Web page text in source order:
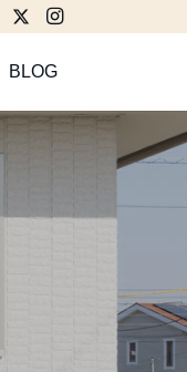
BLOG